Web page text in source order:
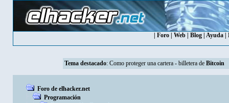
Foro Web Blog Ayuda
Tema destacado: Como proteger una cartera - billetera de Bitcoin
Foro de elhacker.net
Programación